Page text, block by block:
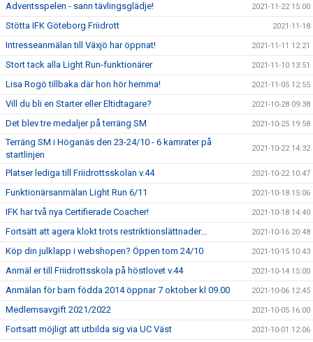
Adventsspelen - sann tävlingsglädje! 2021-11-22 15:00
Stötta IFK Göteborg Friidrott 2021-11-18
Intresseanmälan till Växjö har öppnat! 2021-11-11 12:21
Stort tack alla Light Run-funktionärer 2021-11-10 13:51
Lisa Rogö tillbaka där hon hör hemma! 2021-11-05 12:55
Vill du bli en Starter eller Eltidtagare? 2021-10-28 09:38
Det blev tre medaljer på terräng SM 2021-10-25 19:58
Terräng SM i Höganäs den 23-24/10 - 6 kamrater på
startlinjen
2021-10-22 14:32
Platser lediga till Friidrottsskolan v.44 2021-10-22 10:47
Funktionärsanmälan Light Run 6/11 2021-10-18 15:06
IFK har två nya Certifierade Coacher! 2021-10-18 14:40
Fortsätt att agera klokt trots restriktionslättnader... 2021-10-16 20:48
Köp din julklapp i webshopen? Öppen tom 24/10 2021-10-15 10:43
Anmäl er till Friidrottsskola på höstlovet v.44 2021-10-14 15:00
Anmälan för barn födda 2014 öppnar 7 oktober kl 09.00 2021-10-06 12:45
Medlemsavgift 2021/2022 2021-10-05 16:00
Fortsatt möjligt att utbilda sig via UC Väst 2021-10-01 12:06